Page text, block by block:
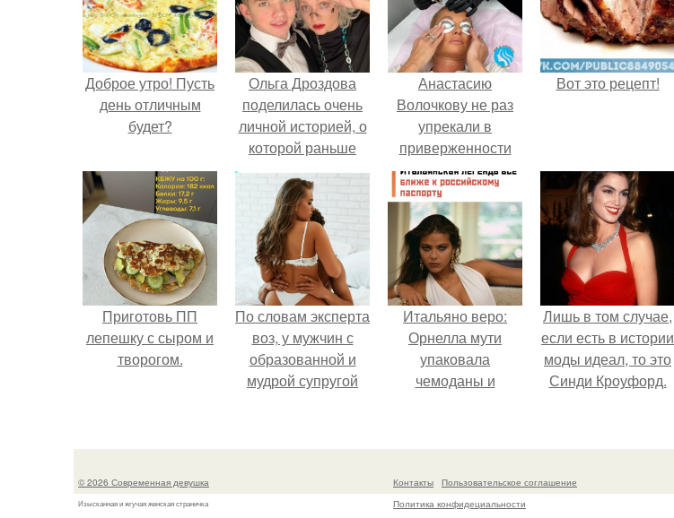
Доброе утро! Пусть
день отличным
будет?
Ольга Дроздова
поделилась очень
личной историей, о
которой раньше
почти не говорила.
Анастасию
Волочкову не раз
упрекали в
приверженности
устаревшим бьюти -
процедурам.
Вот это рецепт!
Приготовь ПП
лепешку с сыром и
творогом.
По словам эксперта
воз, у мужчин с
образованной и
мудрой супругой
смерти якобы на
Итальяно веро:
Орнелла мути
упаковала
чемоданы и
красным
Лишь в том случае,
если есть в истории
моды идеал, то это
Синди Кроуфорд.
© 2026 Современная девушка
Изысканная и жгучая женская страничка
Контакты
Пользовательское соглашение
Политика конфидециальности